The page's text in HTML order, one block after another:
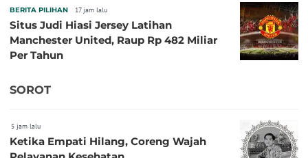
BERITA PILIHAN 17 jam lalu
Situs Judi Hiasi Jersey Latihan
Manchester United, Raup Rp 482 Miliar
Per Tahun
SOROT
5 jam lalu
Ketika Empati Hilang, Coreng Wajah